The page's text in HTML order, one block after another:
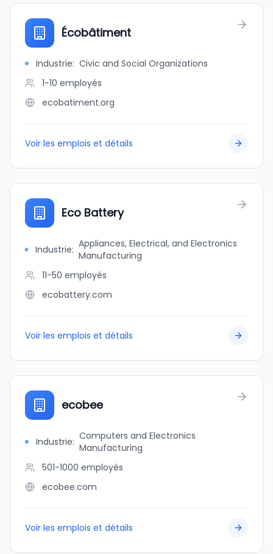
Écobâtiment
Industrie: Civic and Social Organizations
1-10 employés
ecobatiment.org
Voir les emplois et détails
Eco Battery
Industrie: Appliances, Electrical, and Electronics
Manufacturing
11-50 employés
ecobattery.com
Voir les emplois et détails
ecobee
Industrie: Computers and Electronics
Manufacturing
501-1000 employés
ecobee.com
Voir les emplois et détails